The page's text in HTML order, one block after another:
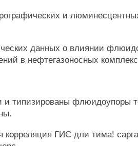
и
данных о влиянии
в нефтегазоносных
и типизированы флюидоупоры
корреляция ГИС дли тима!